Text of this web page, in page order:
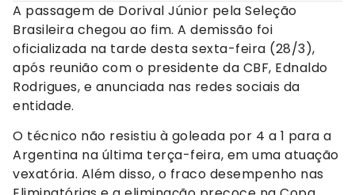
A passagem de Dorival Júnior pela Seleção
Brasileira chegou ao fim. A demissão foi
oficializada na tarde desta sexta-feira (28/3),
após reunião com o presidente da CBF, Ednaldo
Rodrigues, e anunciada nas redes sociais da
entidade.
O técnico não resistiu à goleada por 4 a 1 para a
Argentina na última terça-feira, em uma atuação
vexatória. Além disso, o fraco desempenho nas